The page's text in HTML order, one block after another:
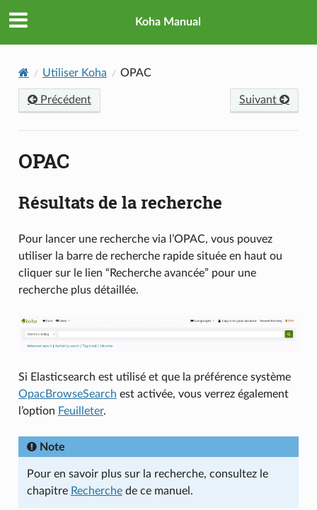
Koha Manual
Utiliser Koha OPAC
Précédent Suivant
OPAC
Résultats de la recherche
Pour lancer une recherche via l’OPAC, vous pouvez
utiliser la barre de recherche rapide située en haut ou
cliquer sur le lien “Recherche avancée” pour une
recherche plus détaillée.
Si Elasticsearch est utilisé et que la préférence système
OpacBrowseSearch est activée, vous verrez également
l’option Feuilleter.
Note
Pour en savoir plus sur la recherche, consultez le
chapitre Recherchede ce manuel.